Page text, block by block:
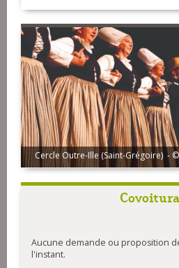
Cercle Outre-Ille (Saint-Grégoire) -
Aucune demande ou proposition
l'instant.